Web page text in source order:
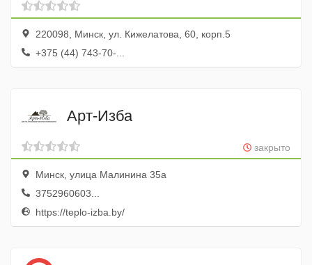
220098, Минск, ул. Кижелатова, 60, корп.5
+375 (44) 743-70-...
Арт-Изба
закрыто
Минск, улица Малинина 35а
3752960603...
https://teplo-izba.by/